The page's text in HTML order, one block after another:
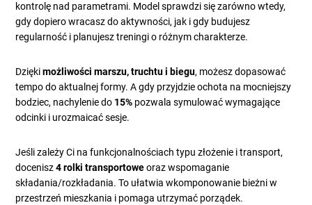
kontrolę nad parametrami. Model sprawdzi się zarówno wtedy,
gdy dopiero wracasz do aktywności, jak i gdy budujesz
regularność i planujesz treningi o różnym charakterze.
Dziękimożliwości marszu, truchtu i biegu, możesz dopasować
tempo do aktualnej formy. A gdy przyjdzie ochota na mocniejszy
bodziec, nachylenie do 15% pozwala symulować wymagające
odcinki i urozmaicać sesje.
Jeśli zależy Ci na funkcjonalnościach typu złożenie i transport,
docenisz4 rolki transportoweoraz wspomaganie
składania/rozkładania. To ułatwia wkomponowanie bieżni w
przestrzeń mieszkania i pomaga utrzymać porządek.